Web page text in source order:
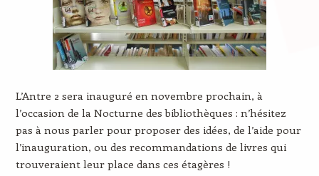
L’Antre 2 sera inauguré en novembre prochain, à
l’occasion de la Nocturne des bibliothèques : n’hésitez
pas à nous parler pour proposer des idées, de l’aide pour
l’inauguration, ou des recommandations de livres qui
trouveraient leur place dans ces étagères !